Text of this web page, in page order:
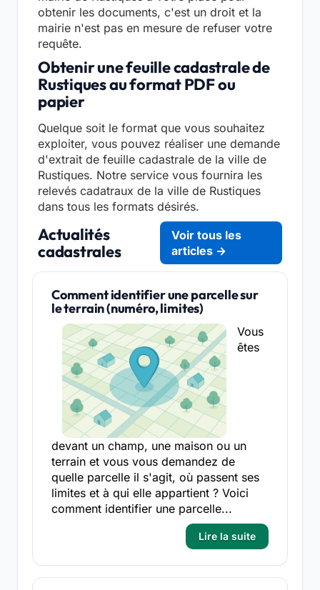
obtenir les documents, c'est un droit et la
mairie n'est pas en mesure de refuser votre
requête.
Obtenir une feuille cadastrale de
Rustiques au format PDF ou
papier
Quelque soit le format que vous souhaitez
exploiter, vous pouvez réaliser une demande
d'extrait de feuille cadastrale de la ville de
Rustiques. Notre service vous fournira les
relevés cadatraux de la ville de Rustiques
dans tous les formats désirés.
Actualités
cadastrales
Voir tous les
articles →
Comment identifier une parcelle sur
le terrain (numéro, limites)
Vous
êtes
devant un champ, une maison ou un
terrain et vous vous demandez de
quelle parcelle il s'agit, où passent ses
limites et à qui elle appartient ? Voici
comment identifier une parcelle...
Lire la suite